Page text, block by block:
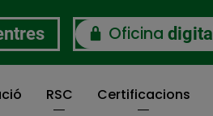
Oficina digital
RSC Certificacions